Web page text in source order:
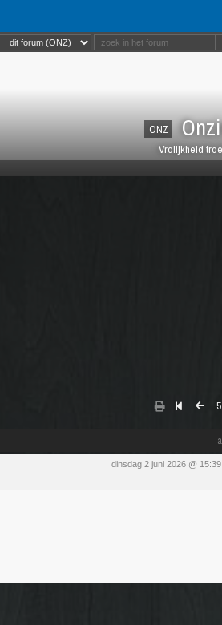
ONZ
Vrolijkheid
5
dinsdag 2 juni 2026 @ 15:39